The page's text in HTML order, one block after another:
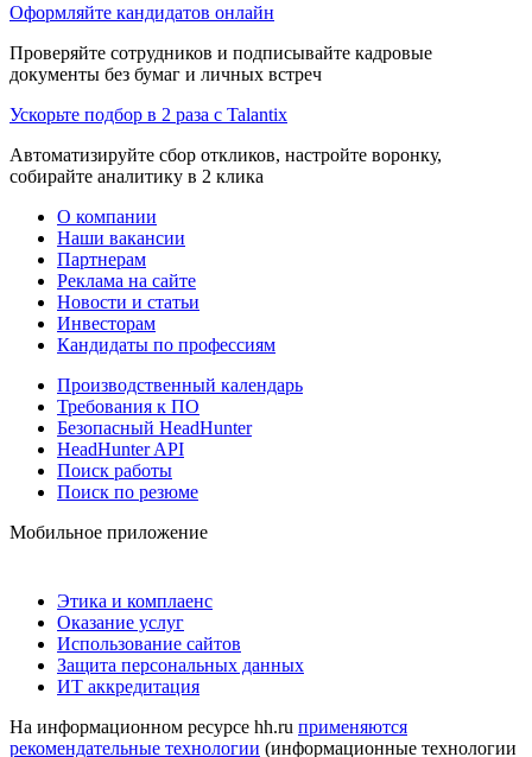
Оформляйте кандидатов онлайн
Проверяйте сотрудников и подписывайте кадровые
документы без бумаг и личных встреч
Ускорьте подбор в 2 раза с Talantix
Автоматизируйте сбор откликов, настройте воронку,
собирайте аналитику в 2 клика
О компании
Наши вакансии
Партнерам
Реклама на сайте
Новости и статьи
Инвесторам
Кандидаты по профессиям
Производственный календарь
Требования к ПО
Безопасный HeadHunter
HeadHunter API
Поиск работы
Поиск по резюме
Мобильное приложение
Этика и комплаенс
Оказание услуг
Использование сайтов
Защита персональных данных
ИТ аккредитация
На информационном ресурсе hh.ru применяются
рекомендательные технологии (информационные технологии